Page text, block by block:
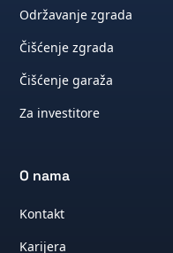
Održavanje zgrada
Čišćenje zgrada
Čišćenje garaža
Za investitore
O nama
Kontakt
Karijera